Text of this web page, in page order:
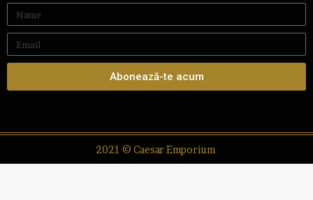
Abonează-te acum
2021 © Caesar Emporium